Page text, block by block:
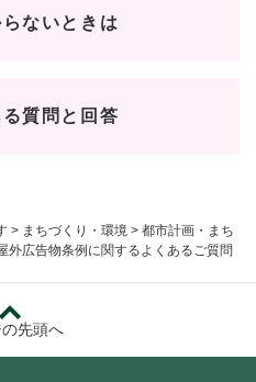
> まちづくり・環境 > 都市計画・まち
外広告物条例に関するよくあるご質問
らないときは
質問と回答
先頭へ